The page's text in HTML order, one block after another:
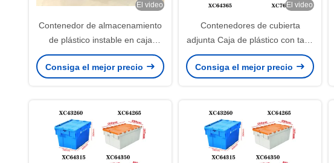
El video
Contenedor de almacenamiento
de plástico instable en caja
adherida con tapa Empilable 600
* 400 * 315 mm Pp
Consiga el mejor precio
El video
Contenedores de cubierta
adjunta Caja de plástico con tapa
con bisagra Caja de mudanza
apilable de trabajo pesado
Consiga el mejor precio